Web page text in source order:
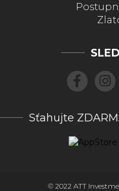
Sťahujte
© 2022 ATT